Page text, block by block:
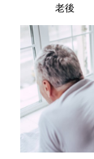
老後